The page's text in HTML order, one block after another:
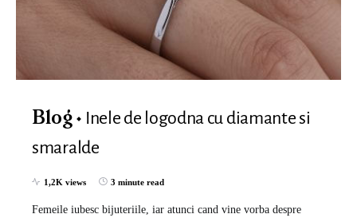
Blog
Inele de logodna cu diamante si
smaralde
1,2K views 3 minute read
Femeile iubesc bijuteriile, iar atunci cand vine vorba despre